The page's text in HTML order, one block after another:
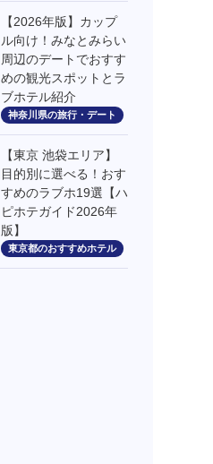
【2026年版】カップ
ル向け！みなとみらい
周辺のデートでおすす
めの観光スポットとラ
ブホテル紹介
神奈川県の旅行・デート
【東京 池袋エリア】
目的別に選べる！おす
すめのラブホ19選【ハ
ピホテガイド2026年
版】
東京都のおすすめホテル